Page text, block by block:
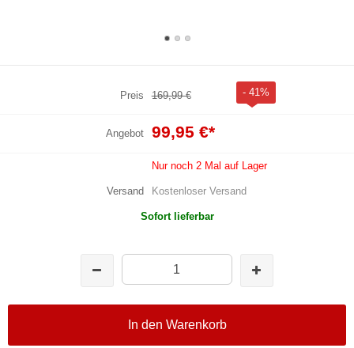
Preis 169,99 € - 41%
Angebot 99,95 €*
Nur noch 2 Mal auf Lager
Versand Kostenloser Versand
Sofort lieferbar
In den Warenkorb